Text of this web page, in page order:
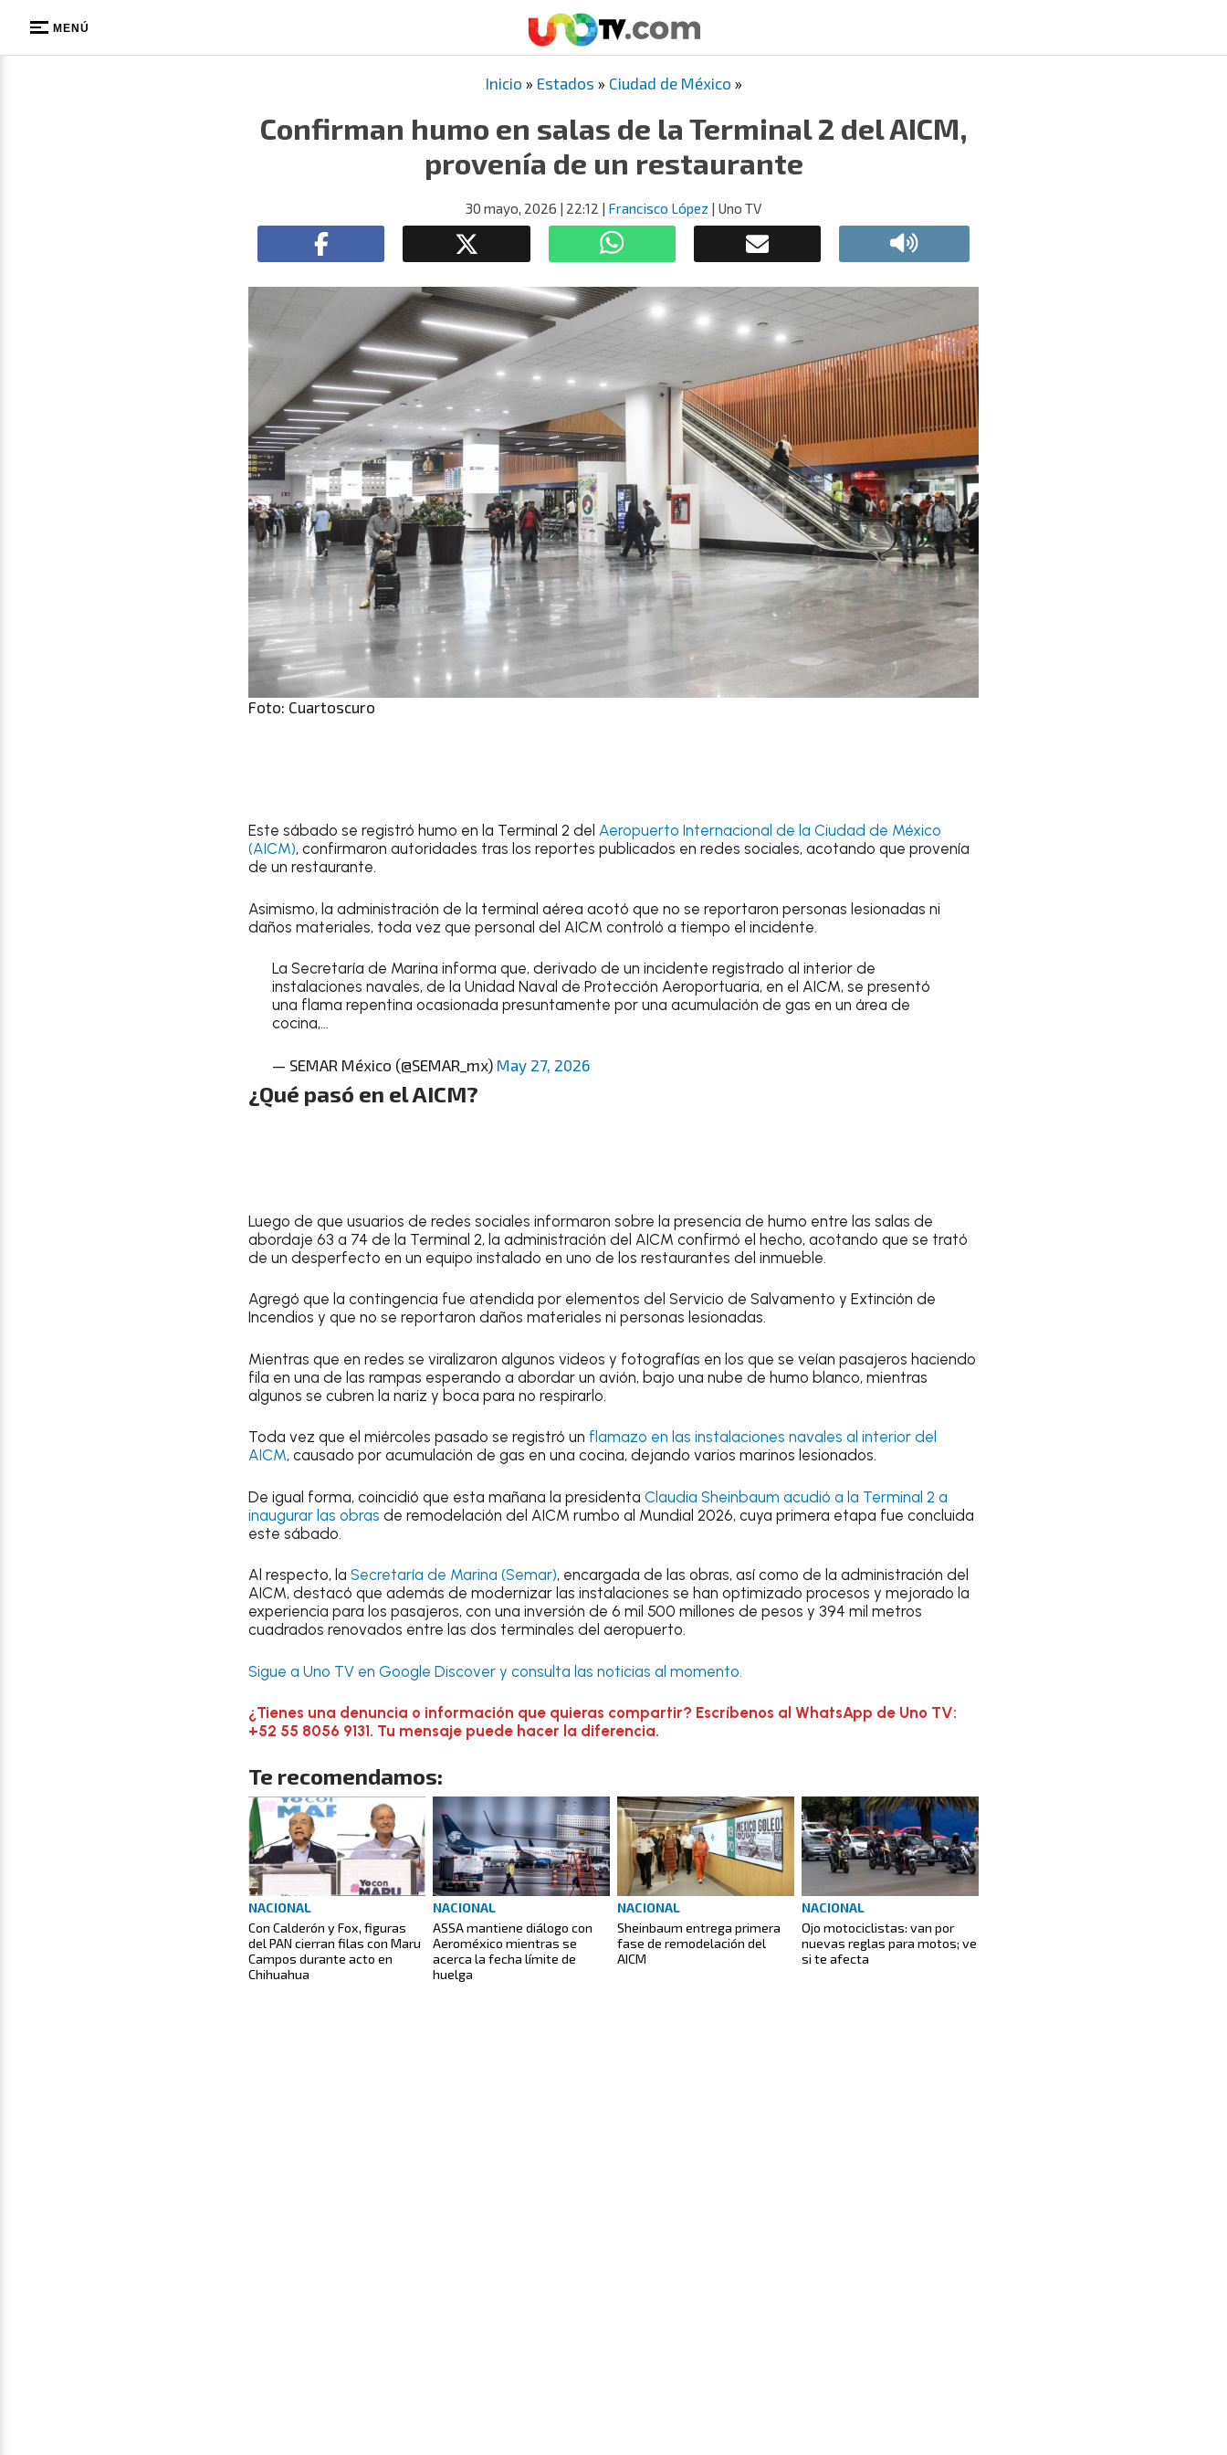
MENÚ
Inicio » Estados » Ciudad de México »
Confirman humo en salas de la Terminal 2 del AICM,
provenía de un restaurante
30 mayo, 2026 | 22:12 | Francisco López | Uno TV
Foto: Cuartoscuro
Este sábado se registró humo en la Terminal 2 del Aeropuerto Internacional de la Ciudad de México
(AICM), confirmaron autoridades tras los reportes publicados en redes sociales, acotando que provenía
de un restaurante.
Asimismo, la administración de la terminal aérea acotó que no se reportaron personas lesionadas ni
daños materiales, toda vez que personal del AICM controló a tiempo el incidente.
La Secretaría de Marina informa que, derivado de un incidente registrado al interior de
instalaciones navales, de la Unidad Naval de Protección Aeroportuaria, en el AICM, se presentó
una flama repentina ocasionada presuntamente por una acumulación de gas en un área de
cocina,…
— SEMAR México (@SEMAR_mx) May 27, 2026
¿Qué pasó en el AICM?
Luego de que usuarios de redes sociales informaron sobre la presencia de humo entre las salas de
abordaje 63 a 74 de la Terminal 2, la administración del AICM confirmó el hecho, acotando que se trató
de un desperfecto en un equipo instalado en uno de los restaurantes del inmueble.
Agregó que la contingencia fue atendida por elementos del Servicio de Salvamento y Extinción de
Incendios y que no se reportaron daños materiales ni personas lesionadas.
Mientras que en redes se viralizaron algunos videos y fotografías en los que se veían pasajeros haciendo
fila en una de las rampas esperando a abordar un avión, bajo una nube de humo blanco, mientras
algunos se cubren la nariz y boca para no respirarlo.
Toda vez que el miércoles pasado se registró un flamazo en las instalaciones navales al interior del
AICM, causado por acumulación de gas en una cocina, dejando varios marinos lesionados.
De igual forma, coincidió que esta mañana la presidenta Claudia Sheinbaum acudió a la Terminal 2 a
inaugurar las obras de remodelación del AICM rumbo al Mundial 2026, cuya primera etapa fue concluida
este sábado.
Al respecto, la Secretaría de Marina (Semar), encargada de las obras, así como de la administración del
AICM, destacó que además de modernizar las instalaciones se han optimizado procesos y mejorado la
experiencia para los pasajeros, con una inversión de 6 mil 500 millones de pesos y 394 mil metros
cuadrados renovados entre las dos terminales del aeropuerto.
Sigue a Uno TV en Google Discover y consulta las noticias al momento.
¿Tienes una denuncia o información que quieras compartir? Escríbenos al WhatsApp de Uno TV:
+52 55 8056 9131. Tu mensaje puede hacer la diferencia.
Te recomendamos:
NACIONAL
Con Calderón y Fox, figuras
del PAN cierran filas con Maru
Campos durante acto en
Chihuahua
NACIONAL
ASSA mantiene diálogo con
Aeroméxico mientras se
acerca la fecha límite de
huelga
NACIONAL
Sheinbaum entrega primera
fase de remodelación del
AICM
NACIONAL
Ojo motociclistas: van por
nuevas reglas para motos; ve
si te afecta